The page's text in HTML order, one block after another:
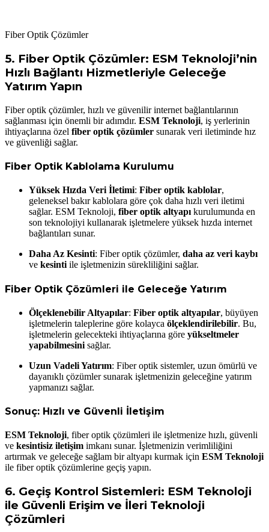
Fiber Optik Çözümler
5. Fiber Optik Çözümler: ESM Teknoloji’nin
Hızlı Bağlantı Hizmetleriyle Geleceğe
Yatırım Yapın
Fiber optik çözümler, hızlı ve güvenilir internet bağlantılarının
sağlanması için önemli bir adımdır. ESM Teknoloji, iş yerlerinin
ihtiyaçlarına özel fiber optik çözümler sunarak veri iletiminde hız
ve güvenliği sağlar.
Fiber Optik Kablolama Kurulumu
Yüksek Hızda Veri İletimi: Fiber optik kablolar,
geleneksel bakır kablolara göre çok daha hızlı veri iletimi
sağlar. ESM Teknoloji, fiber optik altyapı kurulumunda en
son teknolojiyi kullanarak işletmelere yüksek hızda internet
bağlantıları sunar.
Daha Az Kesinti: Fiber optik çözümler, daha az veri kaybı
ve kesinti ile işletmenizin sürekliliğini sağlar.
Fiber Optik Çözümleri ile Geleceğe Yatırım
Ölçeklenebilir Altyapılar: Fiber optik altyapılar, büyüyen
işletmelerin taleplerine göre kolayca ölçeklendirilebilir. Bu,
işletmelerin gelecekteki ihtiyaçlarına göre yükseltmeler
yapabilmesini sağlar.
Uzun Vadeli Yatırım: Fiber optik sistemler, uzun ömürlü ve
dayanıklı çözümler sunarak işletmenizin geleceğine yatırım
yapmanızı sağlar.
Sonuç: Hızlı ve Güvenli İletişim
ESM Teknoloji, fiber optik çözümleri ile işletmenize hızlı, güvenli
ve kesintisiz iletişim imkanı sunar. İşletmenizin verimliliğini
artırmak ve geleceğe sağlam bir altyapı kurmak için ESM Teknoloji
ile fiber optik çözümlerine geçiş yapın.
6. Geçiş Kontrol Sistemleri: ESM Teknoloji
ile Güvenli Erişim ve İleri Teknoloji
Çözümleri